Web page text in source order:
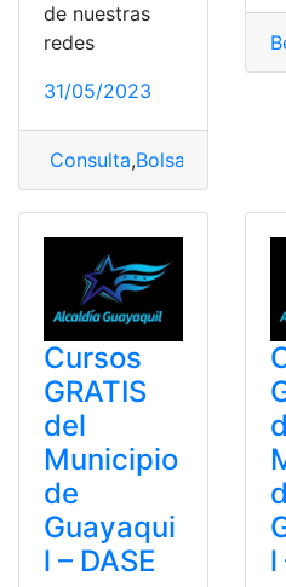
de nuestras
redes
31/05/2023
Consulta,Bolsa de Empleo
Cursos
GRATIS
del
Municipio
de
Guayaqui
l – DASE
l